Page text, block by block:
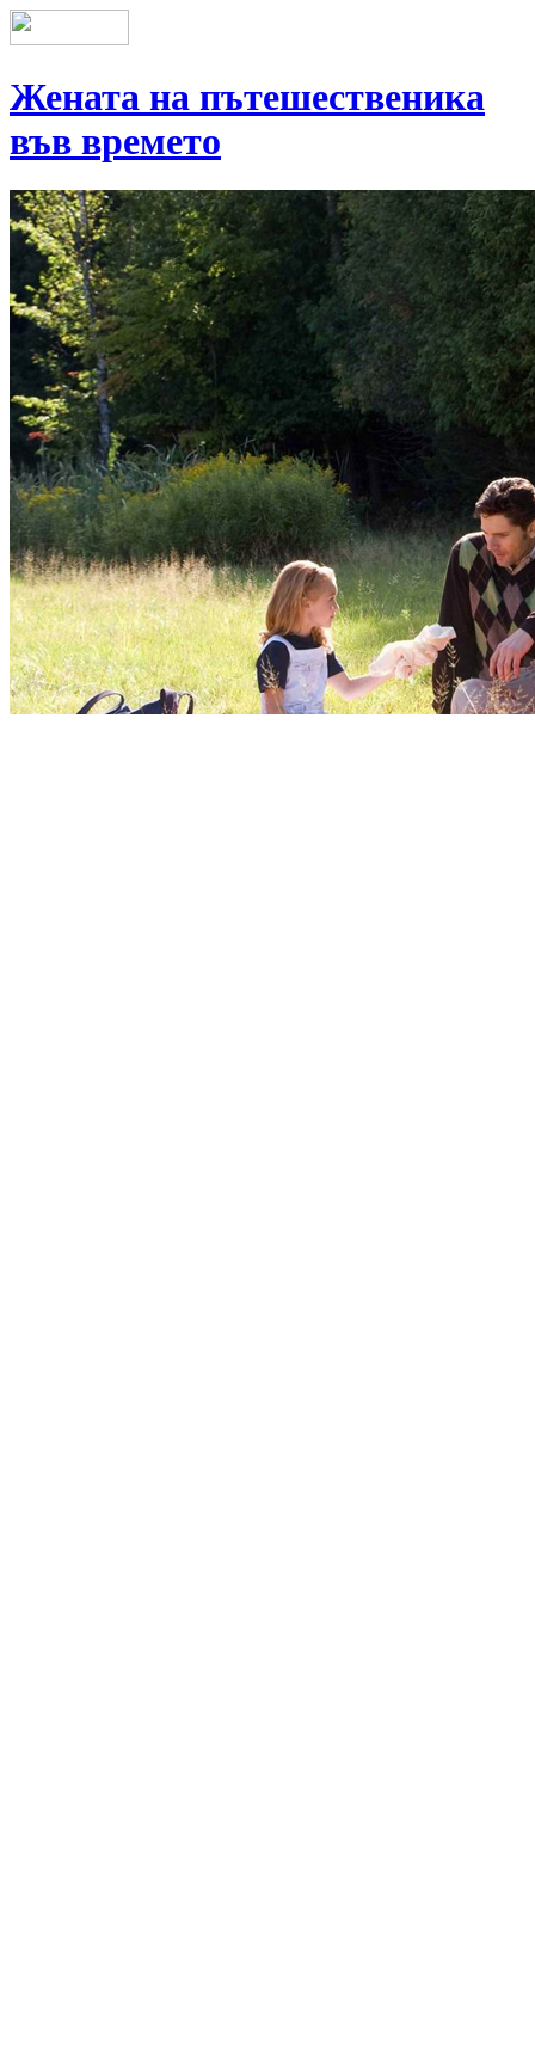
Жената на пътешественика
във времето